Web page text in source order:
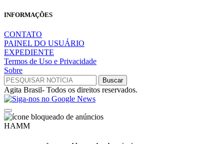
INFORMAÇÕES
CONTATO
PAINEL DO USUÁRIO
EXPEDIENTE
Termos de Uso e Privacidade
Sobre
Agita Brasil- Todos os direitos reservados.
HAMM